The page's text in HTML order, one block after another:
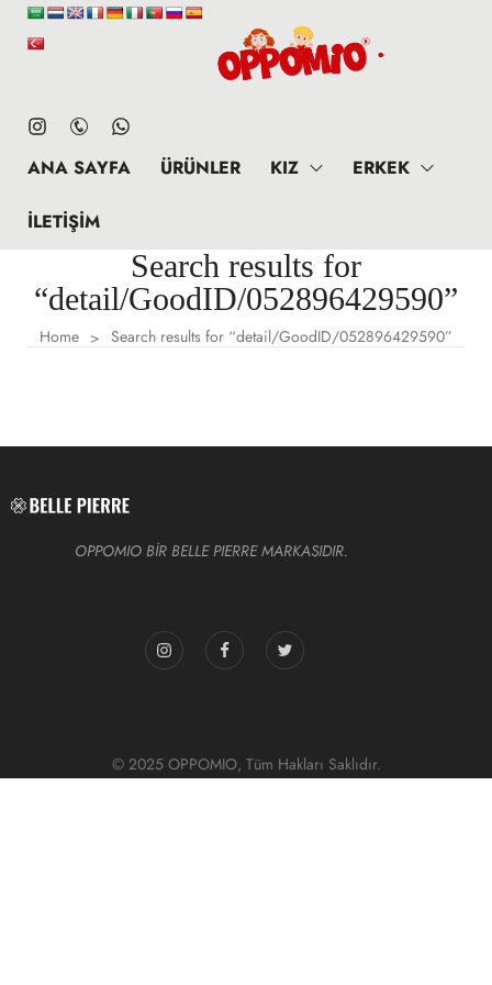
ANA SAYFA ÜRÜNLER KIZ ERKEK
İLETIŞIM
Search results for
“detail/GoodID/052896429590”
Home > Search results for “detail/GoodID/052896429590”
OPPOMIO BİR BELLE PIERRE MARKASIDIR.
© 2025 OPPOMIO, Tüm Hakları Saklıdır.